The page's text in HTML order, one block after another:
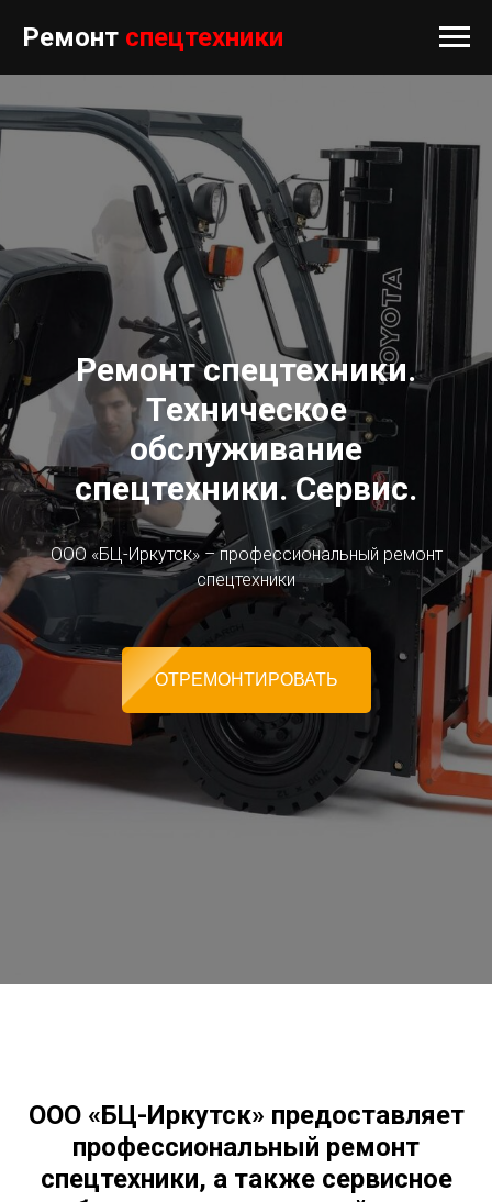
Ремонт спецтехники
Ремонт спецтехники.
Техническое
обслуживание
спецтехники. Сервис.
ООО «БЦ-Иркутск» – профессиональный ремонт
спецтехники
ОТРЕМОНТИРОВАТЬ
ООО «БЦ-Иркутск» предоставляет
профессиональный ремонт
спецтехники, а также сервисное